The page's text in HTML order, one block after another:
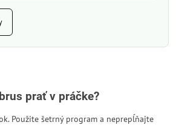
prať v práčke?
Použite šetrný program a neprepĺňajte